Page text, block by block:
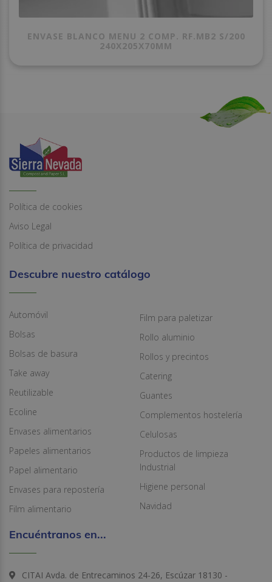
ENVASE BLANCO MENU 2 COMP. RF.MB2 S/200
240X205X70MM
Política de cookies
Aviso Legal
Política de privacidad
Descubre nuestro catálogo
Automóvil
Bolsas
Bolsas de basura
Take away
Reutilizable
Ecoline
Envases alimentarios
Papeles alimentarios
Papel alimentario
Envases para repostería
Film alimentario
Film para paletizar
Rollo aluminio
Rollos y precintos
Catering
Guantes
Complementos hostelería
Celulosas
Productos de limpieza
Industrial
Higiene personal
Navidad
Encuéntranos en...
CITAI Avda. de Entrecaminos 24-26, Escúzar 18130 -